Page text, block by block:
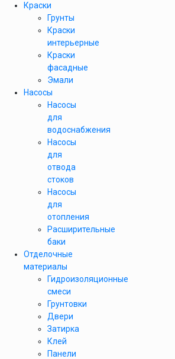
Краски
Грунты
Краски
интерьерные
Краски
фасадные
Эмали
Насосы
Насосы
для
водоснабжения
Насосы
для
отвода
стоков
Насосы
для
отопления
Расширительные
баки
Отделочные
материалы
Гидроизоляционные
смеси
Грунтовки
Двери
Затирка
Клей
Панели